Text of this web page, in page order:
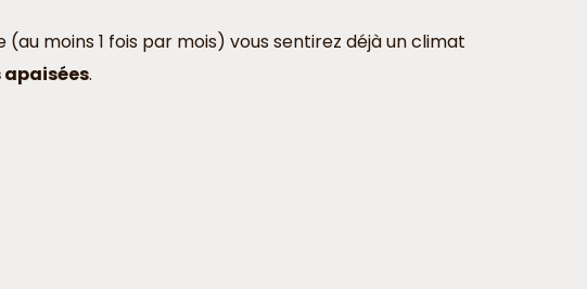
moins 1 fois par mois) vous sentirez déjà un climat
.